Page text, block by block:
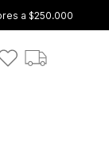
a $250.000